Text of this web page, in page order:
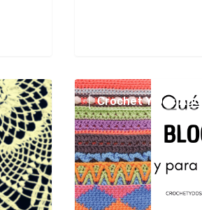
El
maravilloso
bloqueo
en
el
tejido
Crochet Y Dos